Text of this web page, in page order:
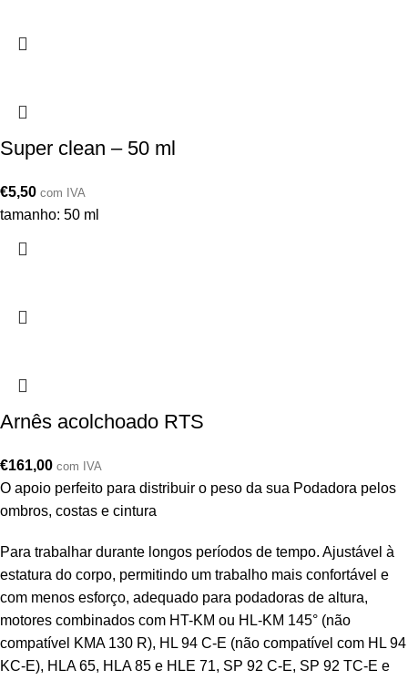
Super clean – 50 ml
€5,50 com IVA
tamanho: 50 ml
Arnês acolchoado RTS
€161,00 com IVA
O apoio perfeito para distribuir o peso da sua Podadora pelos
ombros, costas e cintura
Para trabalhar durante longos períodos de tempo. Ajustável à
estatura do corpo, permitindo um trabalho mais confortável e
com menos esforço, adequado para podadoras de altura,
motores combinados com HT-KM ou HL-KM 145° (não
compatível KMA 130 R), HL 94 C-E (não compatível com HL 94
KC-E), HLA 65, HLA 85 e HLE 71, SP 92 C-E, SP 92 TC-E e